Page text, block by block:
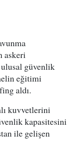
askeri
güvenlik
eğitimi
aldı.
kuvvetlerini
kapasitesini
ile gelişen